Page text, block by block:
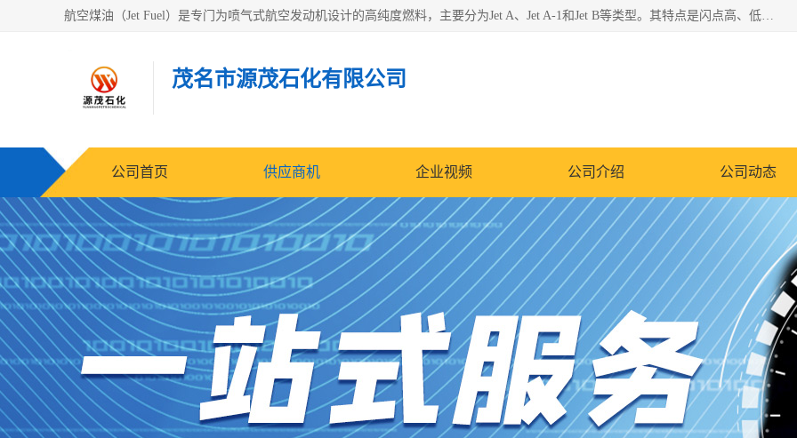
航空煤油（Jet Fuel）是专门为喷气式航空发动机设计的高纯度燃料，主要分为Jet A、Jet A-1和Jet B等类型。其特点是闪点高、低温流动性好，并添加了抗静电剂和抗氧化剂以确保飞行安全。航空煤油需
茂名市源茂石化有限公司
公司首页 供应商机 企业视频 公司介绍 公司动态